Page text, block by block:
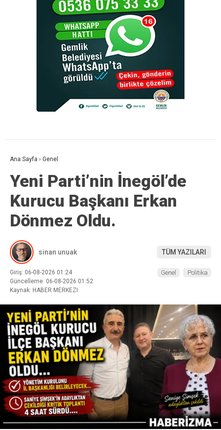
Ana Sayfa › Genel
Yeni Parti’nin İnegöl’de
Kurucu Başkanı Erkan
Dönmez Oldu.
sinan unuak TÜM YAZILARI
Giriş: 06-08-2026 01:24
Güncelleme: 06-08-2026 01:52
Kaynak: HABER MERKEZI
Genel Politika